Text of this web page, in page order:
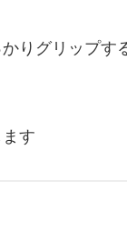
りグリップす
す